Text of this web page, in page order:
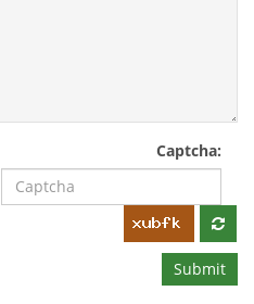
Captcha:
Submit